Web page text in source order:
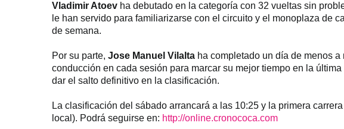
Vladimir Atoev ha debutado en la categoría con 32 vueltas sin
le han servido para familiarizarse con el circuito y el monoplaza de
de semana.
Por su parte, Jose Manuel Vilalta ha completado un día de menos
conducción en cada sesión para marcar su mejor tiempo en la
dar el salto definitivo en la clasificación.
La clasificación del sábado arrancará a las 10:25 y la primera
local). Podrá seguirse en: http://online.cronococa.com